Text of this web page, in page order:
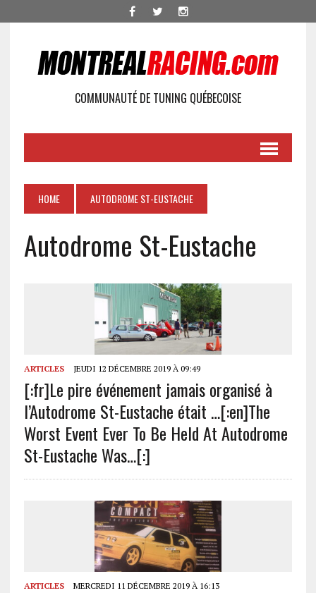
COMMUNAUTÉ DE TUNING QUÉBECOISE
HOME AUTODROME ST-EUSTACHE
Autodrome St-Eustache
ARTICLES JEUDI 12 DÉCEMBRE 2019 À 09:49
[:fr]Le pire événement jamais organisé à
l’Autodrome St-Eustache était …[:en]The
Worst Event Ever To Be Held At Autodrome
St-Eustache Was…[:]
ARTICLES MERCREDI 11 DÉCEMBRE 2019 À 16:13